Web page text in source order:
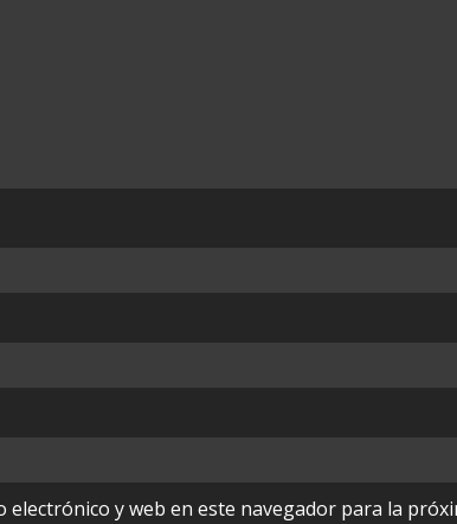
y web en este navegador para la